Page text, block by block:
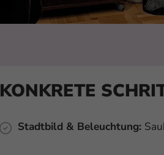
KONKRETE
Stadtbild & Beleuchtung: